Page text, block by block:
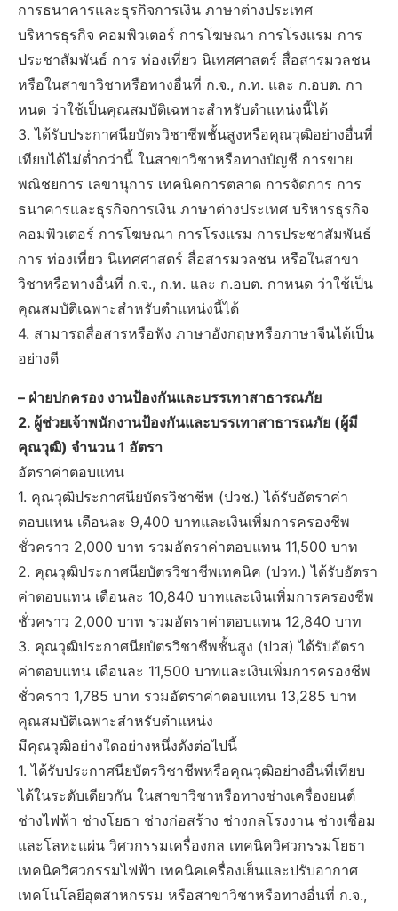
การธนาคารและธุรกิจการเงิน ภาษาต่างประเทศ
บริหารธุรกิจ คอมพิวเตอร์ การโฆษณา การโรงแรม การ
ประชาสัมพันธ์ การ ท่องเที่ยว นิเทศศาสตร์ สื่อสารมวลชน
หรือในสาขาวิชาหรือทางอื่นที่ ก.จ., ก.ท. และ ก.อบต. กา
หนด ว่าใช้เป็นคุณสมบัติเฉพาะสำหรับตำแหน่งนี้ได้
3. ได้รับประกาศนียบัตรวิชาชีพชั้นสูงหรือคุณวุฒิอย่างอื่นที่
เทียบได้ไม่ต่ำกว่านี้ ในสาขาวิชาหรือทางบัญชี การขาย
พณิชยการ เลขานุการ เทคนิคการตลาด การจัดการ การ
ธนาคารและธุรกิจการเงิน ภาษาต่างประเทศ บริหารธุรกิจ
คอมพิวเตอร์ การโฆษณา การโรงแรม การประชาสัมพันธ์
การ ท่องเที่ยว นิเทศศาสตร์ สื่อสารมวลชน หรือในสาขา
วิชาหรือทางอื่นที่ ก.จ., ก.ท. และ ก.อบต. กาหนด ว่าใช้เป็น
คุณสมบัติเฉพาะสำหรับตำแหน่งนี้ได้
4. สามารถสื่อสารหรือฟัง ภาษาอังกฤษหรือภาษาจีนได้เป็น
อย่างดี
– ฝ่ายปกครอง งานป้องกันและบรรเทาสาธารณภัย
2. ผู้ช่วยเจ้าพนักงานป้องกันและบรรเทาสาธารณภัย (ผู้มี
คุณวุฒิ) จำนวน 1 อัตรา
อัตราค่าตอบแทน
1. คุณวุฒิประกาศนียบัตรวิชาชีพ (ปวช.) ได้รับอัตราค่า
ตอบแทน เดือนละ 9,400 บาทและเงินเพิ่มการครองชีพ
ชั่วคราว 2,000 บาท รวมอัตราค่าตอบแทน 11,500 บาท
2. คุณวุฒิประกาศนียบัตรวิชาชีพเทคนิค (ปวท.) ได้รับอัตรา
ค่าตอบแทน เดือนละ 10,840 บาทและเงินเพิ่มการครองชีพ
ชั่วคราว 2,000 บาท รวมอัตราค่าตอบแทน 12,840 บาท
3. คุณวุฒิประกาศนียบัตรวิชาชีพชั้นสูง (ปวส) ได้รับอัตรา
ค่าตอบแทน เดือนละ 11,500 บาทและเงินเพิ่มการครองชีพ
ชั่วคราว 1,785 บาท รวมอัตราค่าตอบแทน 13,285 บาท
คุณสมบัติเฉพาะสำหรับตำแหน่ง
มีคุณวุฒิอย่างใดอย่างหนึ่งดังต่อไปนี้
1. ได้รับประกาศนียบัตรวิชาชีพหรือคุณวุฒิอย่างอื่นที่เทียบ
ได้ในระดับเดียวกัน ในสาขาวิชาหรือทางช่างเครื่องยนต์
ช่างไฟฟ้า ช่างโยธา ช่างก่อสร้าง ช่างกลโรงงาน ช่างเชื่อม
และโลหะแผ่น วิศวกรรมเครื่องกล เทคนิควิศวกรรมโยธา
เทคนิควิศวกรรมไฟฟ้า เทคนิคเครื่องเย็นและปรับอากาศ
เทคโนโลยีอุตสาหกรรม หรือสาขาวิชาหรือทางอื่นที่ ก.จ.,